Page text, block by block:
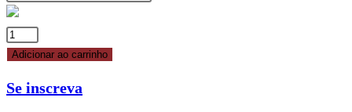
CHOCOLATE
AMARGO
2,5KG
Adicionar ao carrinho
Se inscreva